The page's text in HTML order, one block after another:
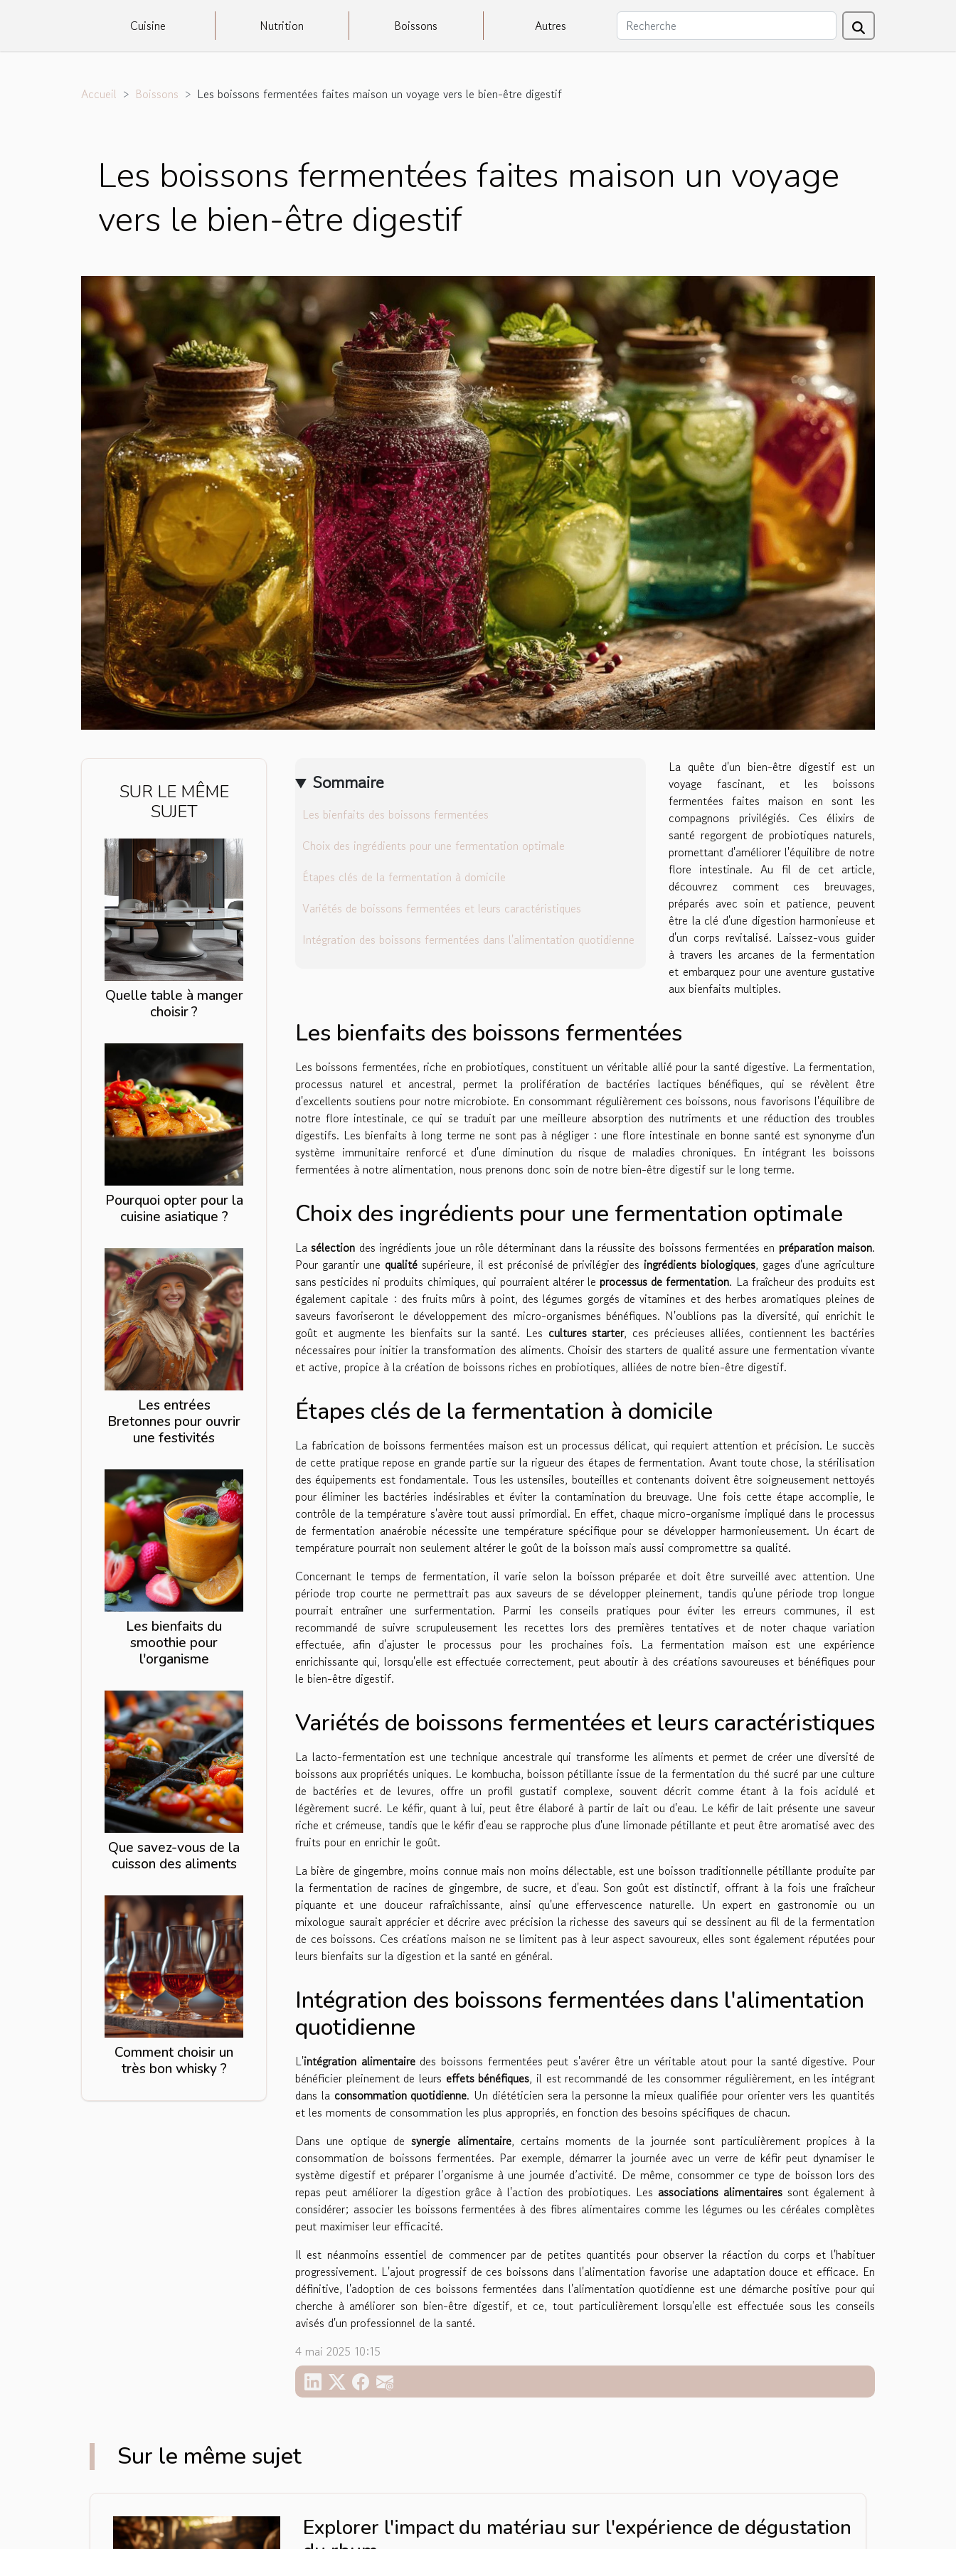
Cuisine Nutrition Boissons Autres
Accueil Boissons Les boissons fermentées faites maison un voyage vers le bien-être digestif
Les boissons fermentées faites maison un voyage
vers le bien-être digestif
SUR LE MÊME
SUJET
Quelle table à manger
choisir ?
Pourquoi opter pour la
cuisine asiatique ?
Les entrées
Bretonnes pour ouvrir
une festivités
Les bienfaits du
smoothie pour
l'organisme
Que savez-vous de la
cuisson des aliments
Comment choisir un
très bon whisky ?
Sommaire
Les bienfaits des boissons fermentées
Choix des ingrédients pour une fermentation optimale
Étapes clés de la fermentation à domicile
Variétés de boissons fermentées et leurs caractéristiques
Intégration des boissons fermentées dans l'alimentation quotidienne
La quête d'un bien-être digestif est un
voyage fascinant, et les boissons
fermentées faites maison en sont les
compagnons privilégiés. Ces élixirs de
santé regorgent de probiotiques naturels,
promettant d'améliorer l'équilibre de notre
flore intestinale. Au fil de cet article,
découvrez comment ces breuvages,
préparés avec soin et patience, peuvent
être la clé d'une digestion harmonieuse et
d'un corps revitalisé. Laissez-vous guider
à travers les arcanes de la fermentation
et embarquez pour une aventure gustative
aux bienfaits multiples.
Les bienfaits des boissons fermentées
Les boissons fermentées, riche en probiotiques, constituent un véritable allié pour la santé digestive. La fermentation,
processus naturel et ancestral, permet la prolifération de bactéries lactiques bénéfiques, qui se révèlent être
d'excellents soutiens pour notre microbiote. En consommant régulièrement ces boissons, nous favorisons l'équilibre de
notre flore intestinale, ce qui se traduit par une meilleure absorption des nutriments et une réduction des troubles
digestifs. Les bienfaits à long terme ne sont pas à négliger : une flore intestinale en bonne santé est synonyme d'un
système immunitaire renforcé et d'une diminution du risque de maladies chroniques. En intégrant les boissons
fermentées à notre alimentation, nous prenons donc soin de notre bien-être digestif sur le long terme.
Choix des ingrédients pour une fermentation optimale
Lasélection des ingrédients joue un rôle déterminant dans la réussite des boissons fermentées en préparation maison.
Pour garantir une qualitésupérieure, il est préconisé de privilégier des ingrédients biologiques, gages d'une agriculture
sans pesticides ni produits chimiques, qui pourraient altérer leprocessus de fermentation. La fraîcheur des produits est
également capitale : des fruits mûrs à point, des légumes gorgés de vitamines et des herbes aromatiques pleines de
saveurs favoriseront le développement des micro-organismes bénéfiques. N'oublions pas la diversité, qui enrichit le
goût et augmente les bienfaits sur la santé. Les cultures starter, ces précieuses alliées, contiennent les bactéries
nécessaires pour initier la transformation des aliments. Choisir des starters de qualité assure une fermentation vivante
et active, propice à la création de boissons riches en probiotiques, alliées de notre bien-être digestif.
Étapes clés de la fermentation à domicile
La fabrication de boissons fermentées maison est un processus délicat, qui requiert attention et précision. Le succès
de cette pratique repose en grande partie sur la rigueur des étapes de fermentation. Avant toute chose, la stérilisation
des équipements est fondamentale. Tous les ustensiles, bouteilles et contenants doivent être soigneusement nettoyés
pour éliminer les bactéries indésirables et éviter la contamination du breuvage. Une fois cette étape accomplie, le
contrôle de la température s'avère tout aussi primordial. En effet, chaque micro-organisme impliqué dans le processus
de fermentation anaérobie nécessite une température spécifique pour se développer harmonieusement. Un écart de
température pourrait non seulement altérer le goût de la boisson mais aussi compromettre sa qualité.
Concernant le temps de fermentation, il varie selon la boisson préparée et doit être surveillé avec attention. Une
période trop courte ne permettrait pas aux saveurs de se développer pleinement, tandis qu'une période trop longue
pourrait entraîner une surfermentation. Parmi les conseils pratiques pour éviter les erreurs communes, il est
recommandé de suivre scrupuleusement les recettes lors des premières tentatives et de noter chaque variation
effectuée, afin d'ajuster le processus pour les prochaines fois. La fermentation maison est une expérience
enrichissante qui, lorsqu'elle est effectuée correctement, peut aboutir à des créations savoureuses et bénéfiques pour
le bien-être digestif.
Variétés de boissons fermentées et leurs caractéristiques
La lacto-fermentation est une technique ancestrale qui transforme les aliments et permet de créer une diversité de
boissons aux propriétés uniques. Le kombucha, boisson pétillante issue de la fermentation du thé sucré par une culture
de bactéries et de levures, offre un profil gustatif complexe, souvent décrit comme étant à la fois acidulé et
légèrement sucré. Le kéfir, quant à lui, peut être élaboré à partir de lait ou d'eau. Le kéfir de lait présente une saveur
riche et crémeuse, tandis que le kéfir d'eau se rapproche plus d'une limonade pétillante et peut être aromatisé avec des
fruits pour en enrichir le goût.
La bière de gingembre, moins connue mais non moins délectable, est une boisson traditionnelle pétillante produite par
la fermentation de racines de gingembre, de sucre, et d'eau. Son goût est distinctif, offrant à la fois une fraîcheur
piquante et une douceur rafraîchissante, ainsi qu'une effervescence naturelle. Un expert en gastronomie ou un
mixologue saurait apprécier et décrire avec précision la richesse des saveurs qui se dessinent au fil de la fermentation
de ces boissons. Ces créations maison ne se limitent pas à leur aspect savoureux, elles sont également réputées pour
leurs bienfaits sur la digestion et la santé en général.
Intégration des boissons fermentées dans l'alimentation
quotidienne
L'intégration alimentairedes boissons fermentées peut s'avérer être un véritable atout pour la santé digestive. Pour
bénéficier pleinement de leurs effets bénéfiques, il est recommandé de les consommer régulièrement, en les intégrant
dans la consommation quotidienne. Un diététicien sera la personne la mieux qualifiée pour orienter vers les quantités
et les moments de consommation les plus appropriés, en fonction des besoins spécifiques de chacun.
Dans une optique desynergie alimentaire, certains moments de la journée sont particulièrement propices à la
consommation de boissons fermentées. Par exemple, démarrer la journée avec un verre de kéfir peut dynamiser le
système digestif et préparer l’organisme à une journée d’activité. De même, consommer ce type de boisson lors des
repas peut améliorer la digestion grâce à l'action des probiotiques. Les associations alimentaires sont également à
considérer; associer les boissons fermentées à des fibres alimentaires comme les légumes ou les céréales complètes
peut maximiser leur efficacité.
Il est néanmoins essentiel de commencer par de petites quantités pour observer la réaction du corps et l'habituer
progressivement. L'ajout progressif de ces boissons dans l'alimentation favorise une adaptation douce et efficace. En
définitive, l'adoption de ces boissons fermentées dans l'alimentation quotidienne est une démarche positive pour qui
cherche à améliorer son bien-être digestif, et ce, tout particulièrement lorsqu'elle est effectuée sous les conseils
avisés d'un professionnel de la santé.
4 mai 2025 10:15
Sur le même sujet
Explorer l'impact du matériau sur l'expérience de dégustation